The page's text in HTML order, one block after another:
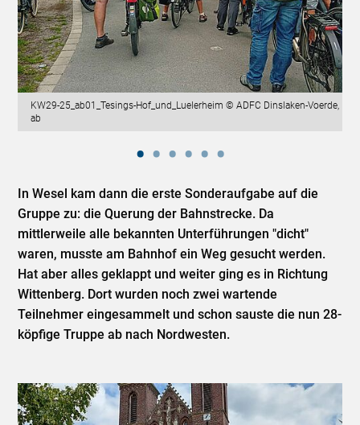
KW29-25_ab01_Tesings-Hof_und_Luelerheim © ADFC Dinslaken-Voerde,
ab
In Wesel kam dann die erste Sonderaufgabe auf die
Gruppe zu: die Querung der Bahnstrecke. Da
mittlerweile alle bekannten Unterführungen "dicht"
waren, musste am Bahnhof ein Weg gesucht werden.
Hat aber alles geklappt und weiter ging es in Richtung
Wittenberg. Dort wurden noch zwei wartende
Teilnehmer eingesammelt und schon sauste die nun 28-
köpfige Truppe ab nach Nordwesten.